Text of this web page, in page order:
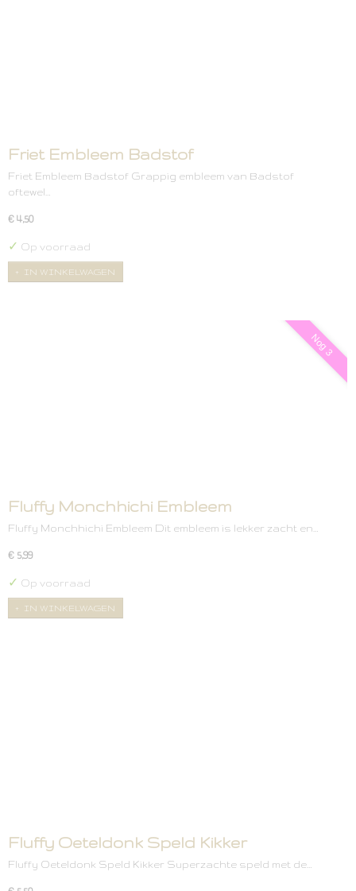
Friet Embleem Badstof
Friet Embleem Badstof Grappig embleem van Badstof
oftewel…
€ 4,50
✓ Op voorraad
IN WINKELWAGEN
Nog 3
Fluffy Monchhichi Embleem
Fluffy Monchhichi Embleem Dit embleem is lekker zacht en…
€ 5,99
✓ Op voorraad
IN WINKELWAGEN
Fluffy Oeteldonk Speld Kikker
Fluffy Oeteldonk Speld Kikker Superzachte speld met de…